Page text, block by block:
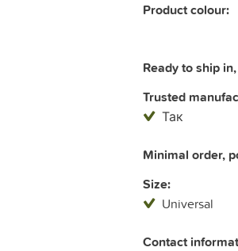
Product colour:
Ready to ship
Trusted
Так
Minimal order,
Size:
Universal
Contact